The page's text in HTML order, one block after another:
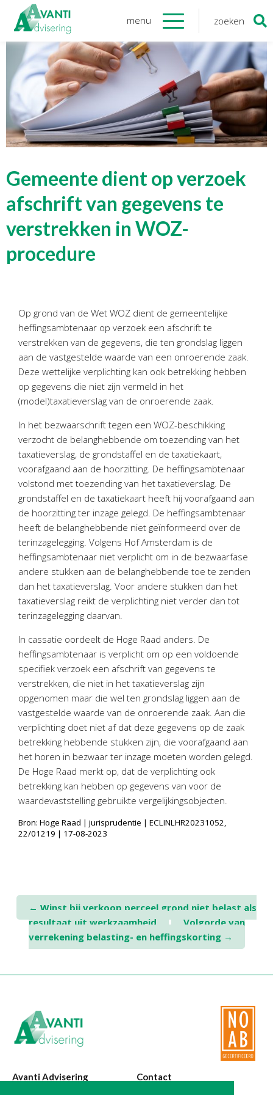
menu zoeken
Organisatie
Onze medewerkers
NOAB gecertificeerd
Algemene verordening
gegevensbescherming
Sponsoring
Onzediensten
Financiele Administratie
Startersbegeleiding
Tijdelijk financieel personeel
Belastingadvies Purmerend
Online boekhouden
Nieuws&informatie
Nieuwsbrief
Handige links
Downloads
Contact
Avanti Online
Twinfield – Boekhouden
BaseCone – Facturen
Visionplanner – Rapportage
Klantenportaal – Online dossiers
Nextens-Accorderen aangiften
Zoeken
naar:
Gemeente dient op verzoek
afschrift van gegevens te
verstrekken in WOZ-
procedure
Op grond van de Wet WOZ dient de gemeentelijke
heffingsambtenaar op verzoek een afschrift te
verstrekken van de gegevens, die ten grondslag liggen
aan de vastgestelde waarde van een onroerende zaak.
Deze wettelijke verplichting kan ook betrekking hebben
op gegevens die niet zijn vermeld in het
(model)taxatieverslag van de onroerende zaak.
In het bezwaarschrift tegen een WOZ-beschikking
verzocht de belanghebbende om toezending van het
taxatieverslag, de grondstaffel en de taxatiekaart,
voorafgaand aan de hoorzitting. De heffingsambtenaar
volstond met toezending van het taxatieverslag. De
grondstaffel en de taxatiekaart heeft hij voorafgaand aan
de hoorzitting ter inzage gelegd. De heffingsambtenaar
heeft de belanghebbende niet geïnformeerd over de
terinzagelegging. Volgens Hof Amsterdam is de
heffingsambtenaar niet verplicht om in de bezwaarfase
andere stukken aan de belanghebbende toe te zenden
dan het taxatieverslag. Voor andere stukken dan het
taxatieverslag reikt de verplichting niet verder dan tot
terinzagelegging daarvan.
In cassatie oordeelt de Hoge Raad anders. De
heffingsambtenaar is verplicht om op een voldoende
specifiek verzoek een afschrift van gegevens te
verstrekken, die niet in het taxatieverslag zijn
opgenomen maar die wel ten grondslag liggen aan de
vastgestelde waarde van de onroerende zaak. Aan die
verplichting doet niet af dat deze gegevens op de zaak
betrekking hebbende stukken zijn, die voorafgaand aan
het horen in bezwaar ter inzage moeten worden gelegd.
De Hoge Raad merkt op, dat de verplichting ook
betrekking kan hebben op gegevens van voor de
waardevaststelling gebruikte vergelijkingsobjecten.
Bron: Hoge Raad | jurisprudentie | ECLINLHR20231052,
22/01219 | 17-08-2023
Post
navigation
← Winst bij verkoop perceel grond niet belast als
resultaat uit werkzaamheid
Volgorde van
verrekening belasting- en heffingskorting →
Avanti Advisering Contact